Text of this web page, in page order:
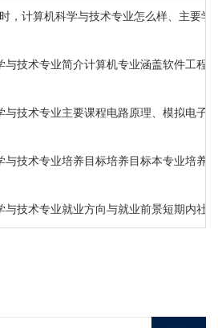
，计算机科学与技术专业怎么样、主要
与技术专业简介计算机专业涵盖软件工程
与技术专业主要课程电路原理、模拟电子
与技术专业培养目标培养目标本专业培养
与技术专业就业方向与就业前景短期内社